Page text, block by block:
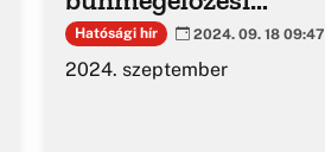
hírlevél
Hatósági hír 2024. 09. 18 09:47
2024. szeptember